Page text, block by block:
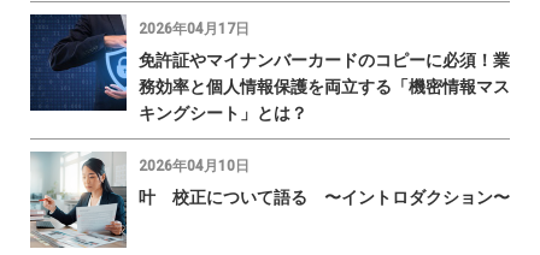
2026年04月17日
免許証やマイナンバーカードのコピーに必須！業
務効率と個人情報保護を両立する「機密情報マス
キングシート」とは？
2026年04月10日
叶 校正について語る 〜イントロダクション〜